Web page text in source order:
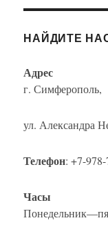
НАЙДИТЕ
Адрес
г. Симферополь,
ул. Александра
Телефон: +7-
Часы